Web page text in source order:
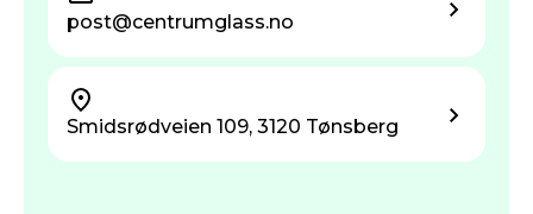
post@centrum­glass.no
Smidsrødveien 109, 3120 Tønsberg